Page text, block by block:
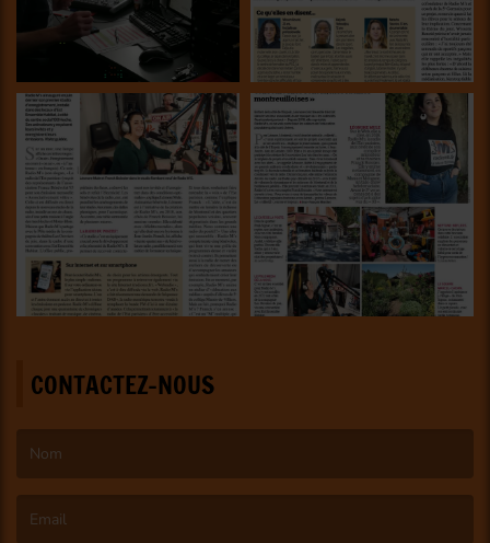
CONTACTEZ-NOUS